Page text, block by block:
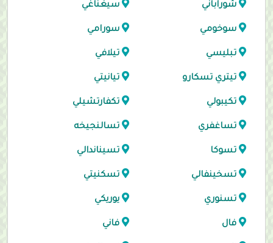
شوراباني سيغناغي
سوخومي سورامي
تبليسي تيلافي
تيتري تسكارو تيانيتي
تكيبولي تكفارتشيلي
تساغفري تسالنجيخه
تسوكا تسيناندالي
تسخينفالي تسكنيتي
تسنوري يوريكي
فال فاني